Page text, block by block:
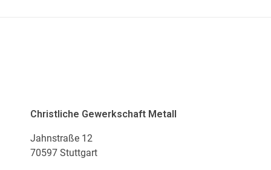
Christliche Gewerkschaft Metall
Jahnstraße 12
70597 Stuttgart